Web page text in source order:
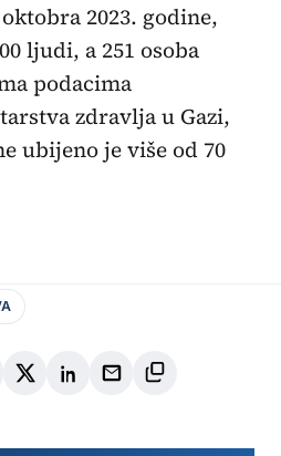
2023. godine,
ljudi, a 251 osoba
podacima
zdravlja u Gazi,
ubijeno je više od 70